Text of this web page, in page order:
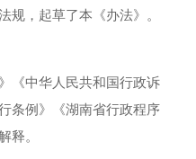
规 ， 起草了本《办法》 。
《中华人民共和国行政诉
条例》《湖南省行政程序
释。